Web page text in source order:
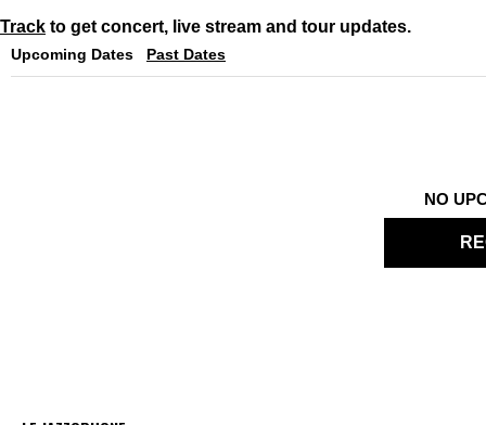
Track to get concert, live stream and tour updates.
Upcoming Dates Past Dates
NO